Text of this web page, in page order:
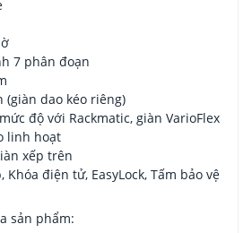
7 phân đoạn
(giàn dao kéo riêng)
độ với Rackmatic, giàn VarioFlex
linh hoạt
xếp trên
Khóa điện tử, EasyLock, Tấm bảo vệ
sản phẩm: